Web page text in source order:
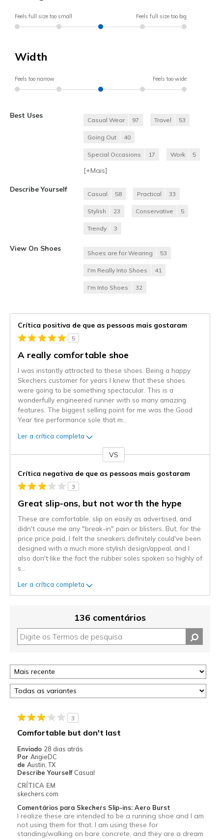
Feels full size too small Feels full size too big
Width
Feels too narrow Feels too wide
Best Uses
Casual Wear 97 Travel 53
Going Out 40
Special Occasions 17 Work 5
[+Mais]
Describe Yourself
Casual 58 Practical 33
Stylish 23 Conservative 5
Trendy 3
View On Shoes
Shoes are for Wearing 53
I'm Really Into Shoes 41
I'm Into Shoes 32
Crítica positiva de que as pessoas mais gostaram
5
A really comfortable shoe
I was instantly attracted to these shoes. Being a happy
Skechers customer for years I knew that these shoes
were going to be something spectacular. This is a
wonderfully engineered runner with so many amazing
features. The biggest selling point for me was the Good
Year tire performance sole that m
Ler a crítica completa
VS
Crítica negativa de que as pessoas mais gostaram
3
Great slip-ons, but not worth the hype
These are comfortable, slip on easily as advertised, and
didn't cause me any "break-in" pain or blisters. But, for the
price price paid, I felt the sneakers definitely could've been
designed with a much more stylish design/appeal, and I
also don't like the fact the rubber soles spoken so highly of
s
Ler a crítica completa
136 comentários
3
Comfortable but don't last
Enviado 28 dias atrás
Por AngieDC
de Austin, TX
Describe Yourself Casual
CRÍTICA EM
skechers.com
Comentários para Skechers Slip-ins: Aero Burst
I realize these are intended to be a running shoe and I am
not using them for that. I am using these for
standing/walking on bare concrete, and they are a dream